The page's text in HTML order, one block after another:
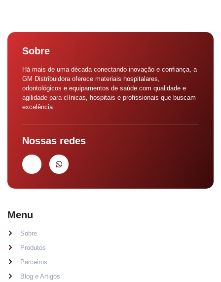
Sobre
Há mais de uma década conectando inovação e confiança, a
GM Distribuidora oferece materiais hospitalares,
odontológicos e equipamentos de saúde com qualidade e
agilidade para clínicas, hospitais e profissionais que buscam
excelência.
Nossas redes
Menu
Sobre
Produtos
Parceiros
Blog e Artigos